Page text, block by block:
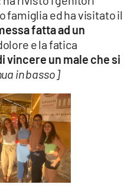
famiglia ed ha visitato il
fatta ad un
e la fatica
vincere un male che si
in basso]